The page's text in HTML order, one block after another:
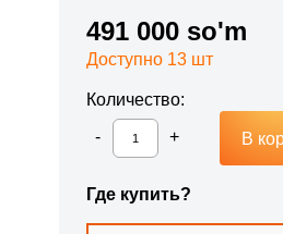
491 000 so'm
Доступно 13 шт
Количество:
В
Где купить?